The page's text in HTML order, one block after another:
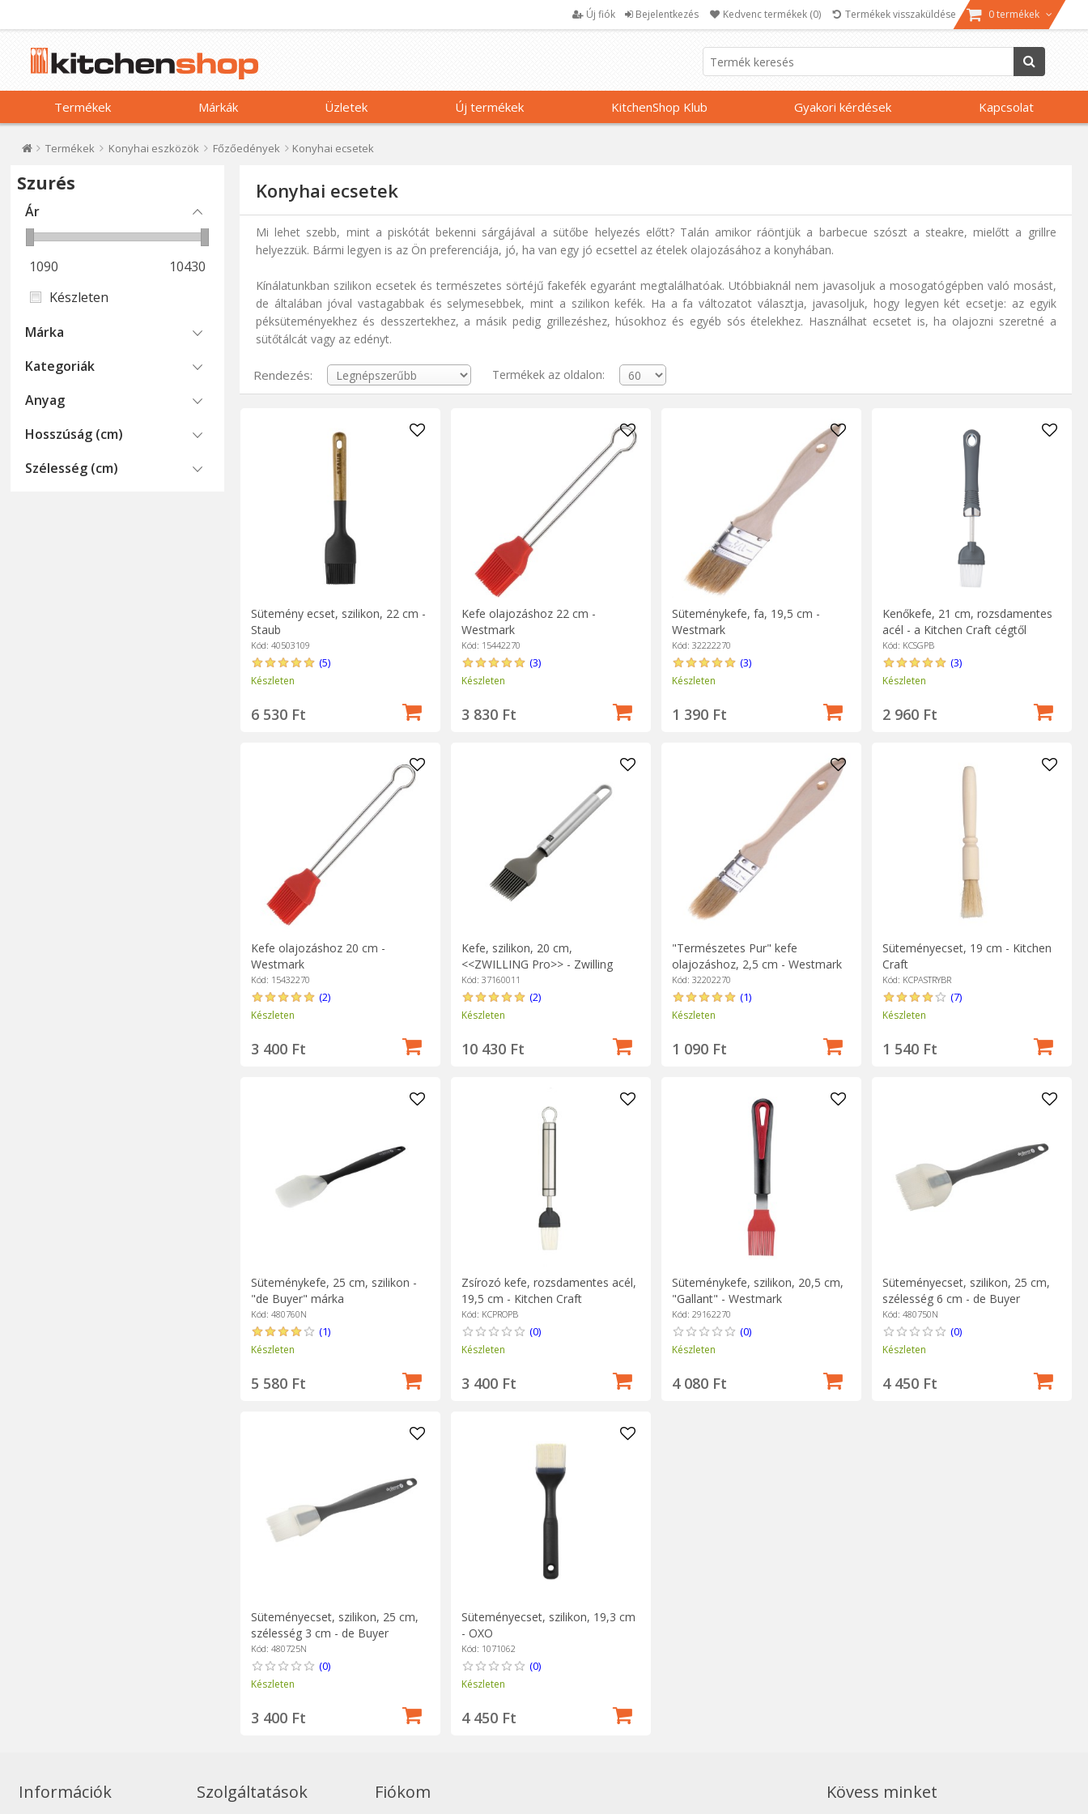
Új fiók Bejelentkezés Kedvenc termékek (0) Termékek visszaküldése 0 termékek
Termékek Márkák Üzletek Új termékek KitchenShop Klub Gyakori kérdések Kapcsolat
Termékek Konyhai eszközök Főzőedények Konyhai ecsetek
Szurés
Ár
1090
10430
Készleten
Márka
Kategoriák
Anyag
Hosszúság (cm)
Szélesség (cm)
Konyhai ecsetek
Mi lehet szebb, mint a piskótát bekenni sárgájával a sütőbe helyezés előtt? Talán amikor ráöntjük a barbecue szószt a steakre, mielőtt a grillre
helyezzük. Bármi legyen is az Ön preferenciája, jó, ha van egy jó ecsettel az ételek olajozásához a konyhában.
Kínálatunkban szilikon ecsetek és természetes sörtéjű fakefék egyaránt megtalálhatóak. Utóbbiaknál nem javasoljuk a mosogatógépben való mosást,
de általában jóval vastagabbak és selymesebbek, mint a szilikon kefék. Ha a fa változatot választja, javasoljuk, hogy legyen két ecsetje: az egyik
péksüteményekhez és desszertekhez, a másik pedig grillezéshez, húsokhoz és egyéb sós ételekhez. Használhat ecsetet is, ha olajozni szeretné a
sütőtálcát vagy az edényt.
Rendezés: Termékek az oldalon:
Sütemény ecset, szilikon, 22 cm -
Staub
Kód: 40503109
(5)
Készleten
6 530 Ft
Kefe olajozáshoz 22 cm -
Westmark
Kód: 15442270
(3)
Készleten
3 830 Ft
Süteménykefe, fa, 19,5 cm -
Westmark
Kód: 32222270
(3)
Készleten
1 390 Ft
Kenőkefe, 21 cm, rozsdamentes
acél - a Kitchen Craft cégtől
Kód: KCSGPB
(3)
Készleten
2 960 Ft
Kefe olajozáshoz 20 cm -
Westmark
Kód: 15432270
(2)
Készleten
3 400 Ft
Kefe, szilikon, 20 cm,
<<ZWILLING Pro>> - Zwilling
Kód: 37160011
(2)
Készleten
10 430 Ft
"Természetes Pur" kefe
olajozáshoz, 2,5 cm - Westmark
Kód: 32202270
(1)
Készleten
1 090 Ft
Süteményecset, 19 cm - Kitchen
Craft
Kód: KCPASTRYBR
(7)
Készleten
1 540 Ft
Süteménykefe, 25 cm, szilikon -
"de Buyer" márka
Kód: 480760N
(1)
Készleten
5 580 Ft
Zsírozó kefe, rozsdamentes acél,
19,5 cm - Kitchen Craft
Kód: KCPROPB
(0)
Készleten
3 400 Ft
Süteménykefe, szilikon, 20,5 cm,
"Gallant" - Westmark
Kód: 29162270
(0)
Készleten
4 080 Ft
Süteményecset, szilikon, 25 cm,
szélesség 6 cm - de Buyer
Kód: 480750N
(0)
Készleten
4 450 Ft
Süteményecset, szilikon, 25 cm,
szélesség 3 cm - de Buyer
Kód: 480725N
(0)
Készleten
3 400 Ft
Süteményecset, szilikon, 19,3 cm
- OXO
Kód: 1071062
(0)
Készleten
4 450 Ft
Információk Szolgáltatások Fiókom Kövess minket